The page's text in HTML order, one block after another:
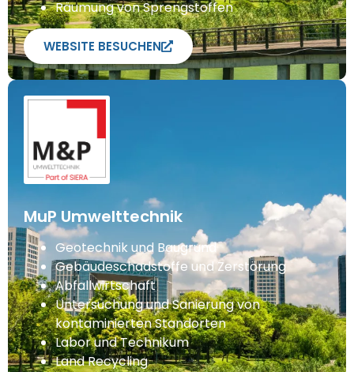
Räumung von Sprengstoffen
WEBSITE BESUCHEN
MuP Umwelttechnik
Geotechnik und Baugrund
Gebäudeschadstoffe und Zerstörung
Abfallwirtschaft
Untersuchung und Sanierung von
kontaminierten Standorten
Labor und Technikum
Land Recycling